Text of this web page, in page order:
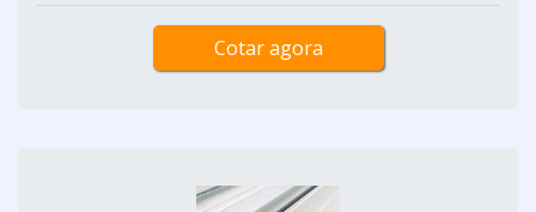
Cotar agora